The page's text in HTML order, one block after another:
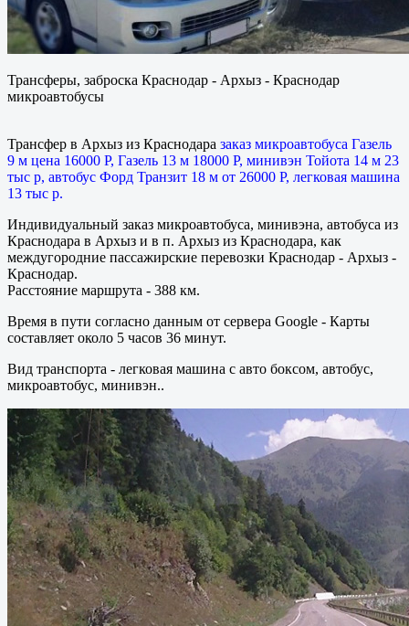
Трансферы, заброска Краснодар - Архыз - Краснодар
микроавтобусы
Трансфер в Архыз из Краснодара заказ микроавтобуса Газель
9 м цена 16000 Р, Газель 13 м 18000 Р, минивэн Тойота 14 м 23
тыс р, автобус Форд Транзит 18 м от 26000 Р, легковая машина
13 тыс р.
Индивидуальный заказ микроавтобуса, минивэна, автобуса из
Краснодара в Архыз и в п. Архыз из Краснодара, как
междугородние пассажирские перевозки Краснодар - Архыз -
Краснодар.
Расстояние маршрута - 388 км.
Время в пути согласно данным от сервера Google - Карты
составляет около 5 часов 36 минут.
Вид транспорта - легковая машина с авто боксом, автобус,
микроавтобус, минивэн..